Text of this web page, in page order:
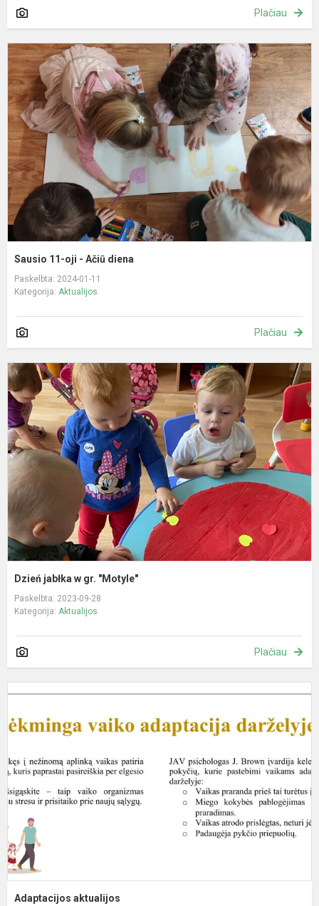
Plačiau
Sausio 11-oji - Ačiū diena
Paskelbta: 2024-01-11
Kategorija: Aktualijos
Plačiau
Dzień jabłka w gr. "Motyle"
Paskelbta: 2023-09-28
Kategorija: Aktualijos
Plačiau
Adaptacijos aktualijos